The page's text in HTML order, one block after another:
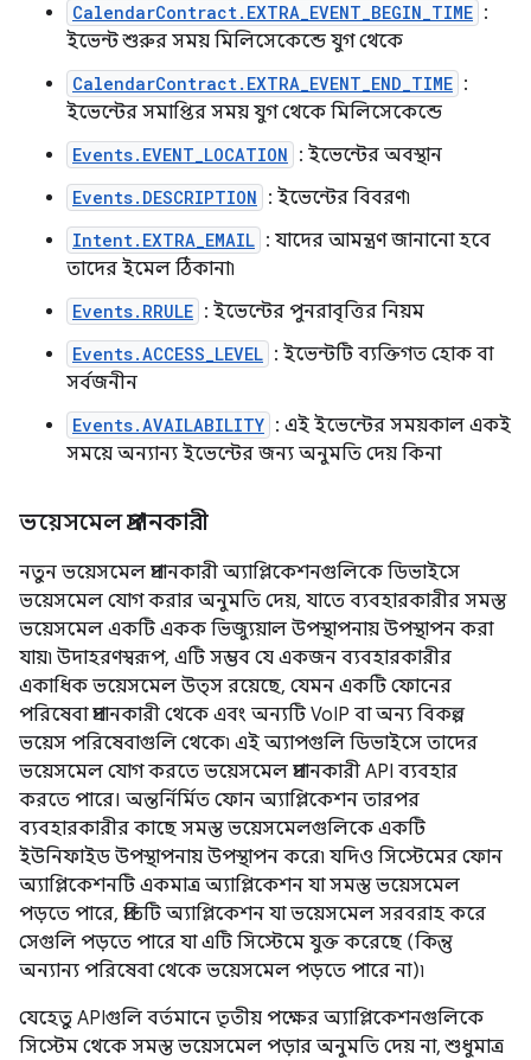
CalendarContract.EXTRA_EVENT_BEGIN_TIME :
ইভেন্ট শুরুর সময় মিলিসেকেন্ডে যুগ থেকে
CalendarContract.EXTRA_EVENT_END_TIME :
ইভেন্টের সমাপ্তির সময় যুগ থেকে মিলিসেকেন্ডে
Events.EVENT_LOCATION : ইভেন্টের অবস্থান
Events.DESCRIPTION : ইভেন্টের বিবরণ৷
Intent.EXTRA_EMAIL : যাদের আমন্ত্রণ জানানো হবে
তাদের ইমেল ঠিকানা৷
Events.RRULE : ইভেন্টের পুনরাবৃত্তির নিয়ম
Events.ACCESS_LEVEL : ইভেন্টটি ব্যক্তিগত হোক বা
সর্বজনীন
Events.AVAILABILITY : এই ইভেন্টের সময়কাল একই
সময়ে অন্যান্য ইভেন্টের জন্য অনুমতি দেয় কিনা
ভয়েসমেল প্রদানকারী
নতুন ভয়েসমেল প্রদানকারী অ্যাপ্লিকেশনগুলিকে ডিভাইসে
ভয়েসমেল যোগ করার অনুমতি দেয়, যাতে ব্যবহারকারীর সমস্ত
ভয়েসমেল একটি একক ভিজ্যুয়াল উপস্থাপনায় উপস্থাপন করা
যায়৷ উদাহরণস্বরূপ, এটি সম্ভব যে একজন ব্যবহারকারীর
একাধিক ভয়েসমেল উত্স রয়েছে, যেমন একটি ফোনের
পরিষেবা প্রদানকারী থেকে এবং অন্যটি VoIP বা অন্য বিকল্প
ভয়েস পরিষেবাগুলি থেকে৷ এই অ্যাপগুলি ডিভাইসে তাদের
ভয়েসমেল যোগ করতে ভয়েসমেল প্রদানকারী API ব্যবহার
করতে পারে। অন্তর্নির্মিত ফোন অ্যাপ্লিকেশন তারপর
ব্যবহারকারীর কাছে সমস্ত ভয়েসমেলগুলিকে একটি
ইউনিফাইড উপস্থাপনায় উপস্থাপন করে৷ যদিও সিস্টেমের ফোন
অ্যাপ্লিকেশনটি একমাত্র অ্যাপ্লিকেশন যা সমস্ত ভয়েসমেল
পড়তে পারে, প্রতিটি অ্যাপ্লিকেশন যা ভয়েসমেল সরবরাহ করে
সেগুলি পড়তে পারে যা এটি সিস্টেমে যুক্ত করেছে (কিন্তু
অন্যান্য পরিষেবা থেকে ভয়েসমেল পড়তে পারে না)৷
যেহেতু APIগুলি বর্তমানে তৃতীয় পক্ষের অ্যাপ্লিকেশনগুলিকে
সিস্টেম থেকে সমস্ত ভয়েসমেল পড়ার অনুমতি দেয় না, শুধুমাত্র